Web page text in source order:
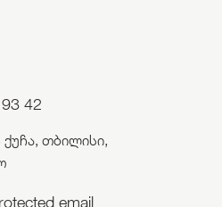
42
ქუჩა, თბილისი,
email